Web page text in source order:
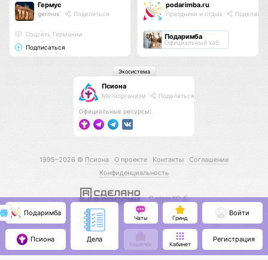
Гермус
germus Поделиться
Соцсеть Германии
Подписаться
podarimba.ru
Праздники и отдых
Подаримба
Официальный хаб
Псиона
Метаорганизм Поделиться
Официальные ресурсы:
Экосистема
1995–2026 © Псиона О проекте Контакты
Соглашение
Конфиденциальность
С нами КО 🕉️
Подаримба
Псиона Дела
Чаты Гринд
Кошелёк Кабинет
Войти
Регистрация